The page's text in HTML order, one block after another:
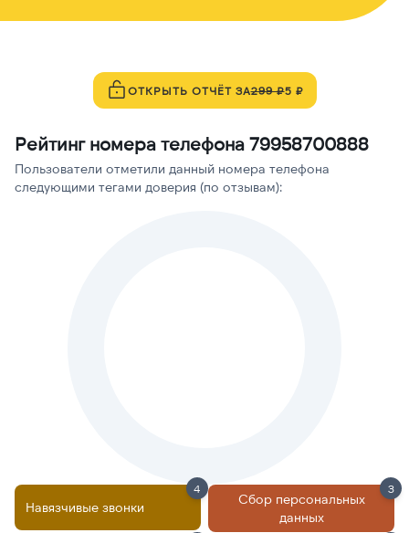
ОТКРЫТЬ ОТЧЁТ ЗА299 ₽5 ₽
Рейтинг номера телефона 79958700888
Пользователи отметили данный номера телефона
следующими тегами доверия (по отзывам):
Навязчивые звонки
4
Сбор персональных
данных
3